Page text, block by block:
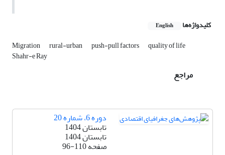
کلیدواژه‌ها English
Migration rural-urban push-pull factors quality of life
Shahr-e Ray
مراجع
دوره 6، شماره 20
تابستان 1404
تابستان 1404
صفحه96-110